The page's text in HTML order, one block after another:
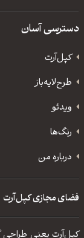
دسترسی آسان
کپل‌آرت
طرح‌لایه‌باز
ویدئو
رنگ‌ها
درباره من
فضای مجازی کپل‌آرت